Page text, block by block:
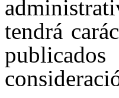
tendrá